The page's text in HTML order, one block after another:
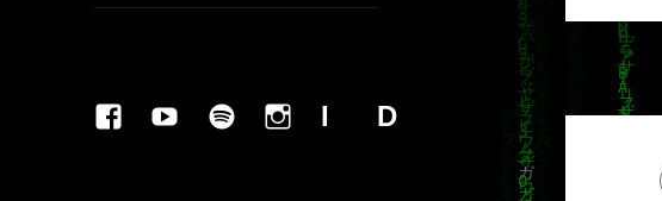
FAKEBOOK
YOUTUBESPOTIFYINSTAGRAM
IMPRESSUMDatenschutzerklärung